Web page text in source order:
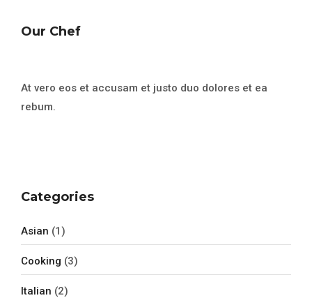
Our Chef
At vero eos et accusam et justo duo dolores et ea
rebum.
Categories
Asian (1)
Cooking (3)
Italian (2)